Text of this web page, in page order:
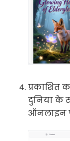
प्रकाशित
दुनिया के
ऑनलाइन